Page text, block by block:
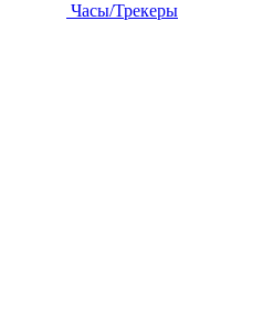
Часы/Трекеры